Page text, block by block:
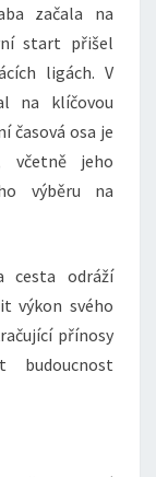
začala na
start přišel
ligách. V
na klíčovou
časová osa je
včetně jeho
výběru na
cesta odráží
výkon svého
přínosy
budoucnost